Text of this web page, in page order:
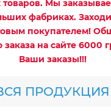
товаров. Мы
фабриках.
покупателем!
заказа на сайте 6000
Ваши заказы!!!
ПРОДУКЦИЯ